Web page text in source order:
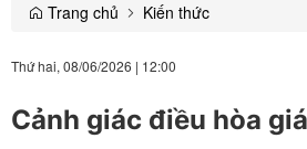
Trang chủ Kiến thức
Thứ hai, 08/06/2026 | 12:00
Cảnh giác điều hòa